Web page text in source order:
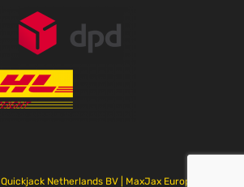
Quickjack Netherlands BV | MaxJax Europe är en